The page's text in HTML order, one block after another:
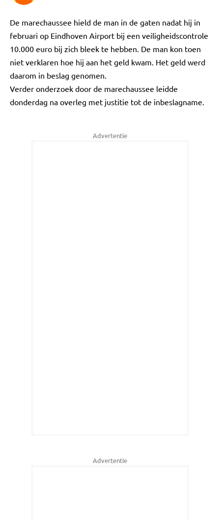
De marechaussee hield de man in de gaten nadat hij in
februari op Eindhoven Airport bij een veiligheidscontrole
10.000 euro bij zich bleek te hebben. De man kon toen
niet verklaren hoe hij aan het geld kwam. Het geld werd
daarom in beslag genomen.
Verder onderzoek door de marechaussee leidde
donderdag na overleg met justitie tot de inbeslagname.
Advertentie
Advertentie